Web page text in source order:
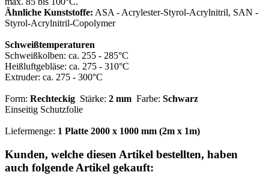
Ähnliche Kunststoffe: ASA - Acrylester-Styrol-Acrylnitril, SAN -
Styrol-Acrylnitril-Copolymer
Schweißtemperaturen
Schweißkolben: ca. 255 - 285°C
Heißluftgebläse: ca. 275 - 310°C
Extruder: ca. 275 - 300°C
Form: Rechteckig Stärke: 2 mm Farbe: Schwarz
Einseitig Schutzfolie
Liefermenge: 1 Platte 2000 x 1000 mm (2m x 1m)
Kunden, welche diesen Artikel bestellten, haben
auch folgende Artikel gekauft: